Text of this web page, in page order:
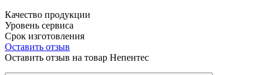
Качество продукции
Уровень сервиса
Срок изготовления
Оставить отзыв
Оставить отзыв на товар Непентес